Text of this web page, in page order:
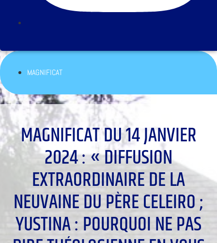
MAGNIFICAT
MAGNIFICAT DU 14 JANVIER
2024 : « DIFFUSION
EXTRAORDINAIRE DE LA
NEUVAINE DU PÈRE CELEIRO ;
YUSTINA : POURQUOI NE PAS